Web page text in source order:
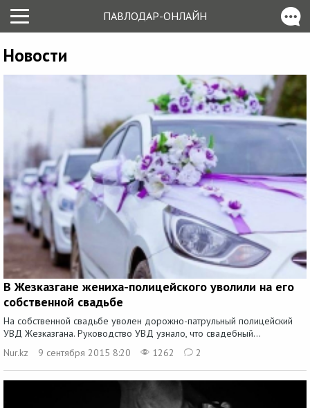
ПАВЛОДАР-ОНЛАЙН
Новости
В Жезказгане жениха-полицейского уволили на его
собственной свадьбе
На собственной свадьбе уволен дорожно-патрульный полицейский
УВД Жезказгана. Руководство УВД узнало, что свадебный...
Nur.kz
9 сентября 2015 8:20 1262 2